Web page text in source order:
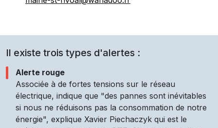
Il existe trois types d'alertes :
Alerte rouge
Associée à de fortes tensions sur le réseau
électrique, indique que "des pannes sont inévitables
si nous ne réduisons pas la consommation de notre
énergie", explique Xavier Piechaczyk qui est le